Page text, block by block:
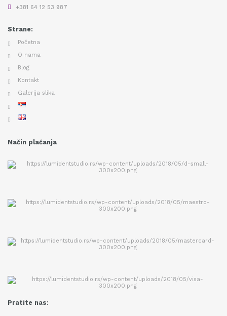
+381 64 12 53 987
Strane:
Početna
O nama
Blog
Kontakt
Galerija slika
Način plaćanja
Pratite nas: